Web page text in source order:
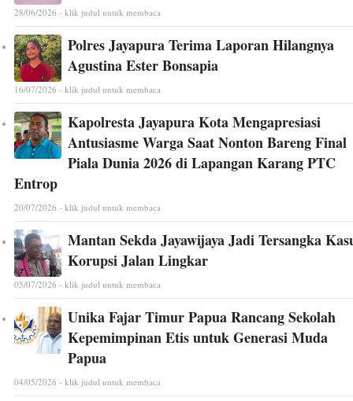
28/06/2026 - klik judul untuk membaca
Polres Jayapura Terima Laporan Hilangnya
Agustina Ester Bonsapia
16/07/2026 - klik judul untuk membaca
Kapolresta Jayapura Kota Mengapresiasi
Antusiasme Warga Saat Nonton Bareng Final
Piala Dunia 2026 di Lapangan Karang PTC
Entrop
20/07/2026 - klik judul untuk membaca
Mantan Sekda Jayawijaya Jadi Tersangka
Korupsi Jalan Lingkar
05/07/2026 - klik judul untuk membaca
Unika Fajar Timur Papua Rancang Sekolah
Kepemimpinan Etis untuk Generasi Muda
Papua
04/05/2026 - klik judul untuk membaca